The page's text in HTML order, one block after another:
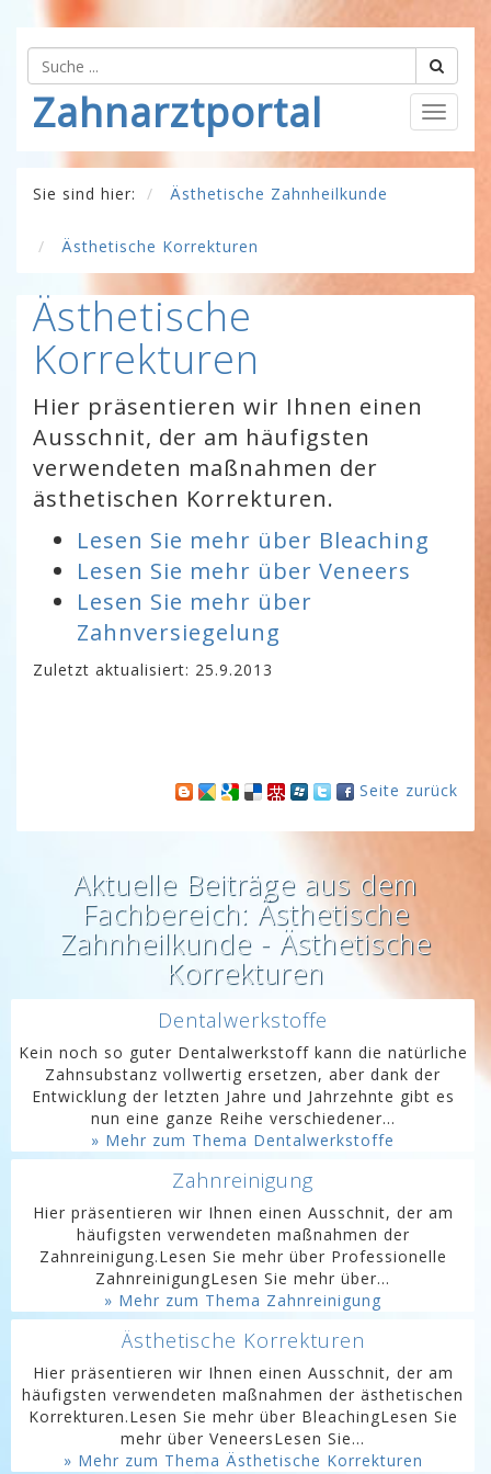
Zahnarztportal
Sie sind hier: Ästhetische Zahnheilkunde
Ästhetische Korrekturen
Ästhetische
Korrekturen
Hier präsentieren wir Ihnen einen
Ausschnit, der am häufigsten
verwendeten maßnahmen der
ästhetischen Korrekturen.
Lesen Sie mehr über Bleaching
Lesen Sie mehr über Veneers
Lesen Sie mehr über
Zahnversiegelung
Zuletzt aktualisiert: 25.9.2013
Seite zurück
Aktuelle Beiträge aus dem
Fachbereich: Ästhetische
Zahnheilkunde - Ästhetische
Korrekturen
Dentalwerkstoffe
Kein noch so guter Dentalwerkstoff kann die natürliche
Zahnsubstanz vollwertig ersetzen, aber dank der
Entwicklung der letzten Jahre und Jahrzehnte gibt es
nun eine ganze Reihe verschiedener...
» Mehr zum Thema Dentalwerkstoffe
Zahnreinigung
Hier präsentieren wir Ihnen einen Ausschnit, der am
häufigsten verwendeten maßnahmen der
Zahnreinigung.Lesen Sie mehr über Professionelle
ZahnreinigungLesen Sie mehr über...
» Mehr zum Thema Zahnreinigung
Ästhetische Korrekturen
Hier präsentieren wir Ihnen einen Ausschnit, der am
häufigsten verwendeten maßnahmen der ästhetischen
Korrekturen.Lesen Sie mehr über BleachingLesen Sie
mehr über VeneersLesen Sie...
» Mehr zum Thema Ästhetische Korrekturen